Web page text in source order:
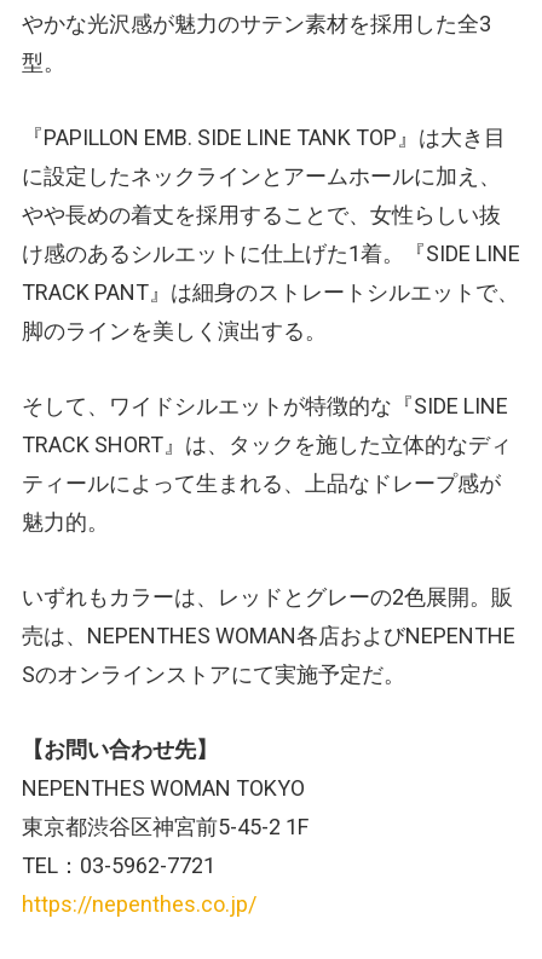
やかな光沢感が魅力のサテン素材を採用した全3
型。
『PAPILLON EMB. SIDE LINE TANK TOP』は大き目
に設定したネックラインとアームホールに加え、
やや長めの着丈を採用することで、女性らしい抜
け感のあるシルエットに仕上げた1着。『SIDE LINE
TRACK PANT』は細身のストレートシルエットで、
脚のラインを美しく演出する。
そして、ワイドシルエットが特徴的な『SIDE LINE
TRACK SHORT』は、タックを施した立体的なディ
ティールによって生まれる、上品なドレープ感が
魅力的。
いずれもカラーは、レッドとグレーの2色展開。販
売は、NEPENTHES WOMAN各店およびNEPENTHE
Sのオンラインストアにて実施予定だ。
【お問い合わせ先】
NEPENTHES WOMAN TOKYO
東京都渋谷区神宮前5-45-2 1F
TEL：03-5962-7721
https://nepenthes.co.jp/